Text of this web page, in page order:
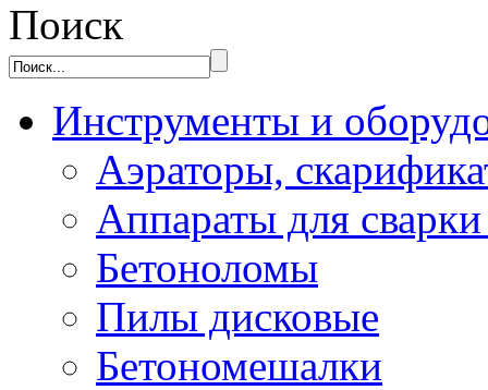
Поиск
Инструменты и
Аэраторы,
Аппараты для
Бетоноломы
Пилы дисковые
Бетономешалки